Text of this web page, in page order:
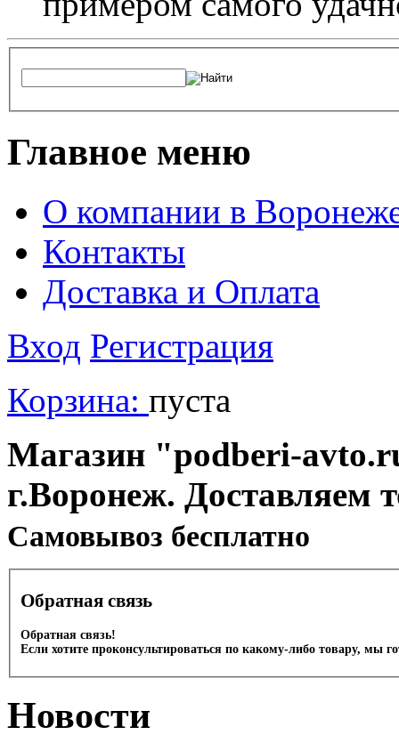
Главное меню
О компании в
Контакты
Доставка и Оплата
Вход Регистрация
Корзина: пуста
Магазин "podberi-
г.Воронеж. Доставляем
Cамовывоз бесплатно
Обратная связь
Обратная связь!
Если хотите проконсультироваться по какому-либо товару, мы
Новости